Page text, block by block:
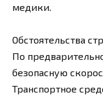
медики.
Обстоятельства
По
безопасную
Транспортное